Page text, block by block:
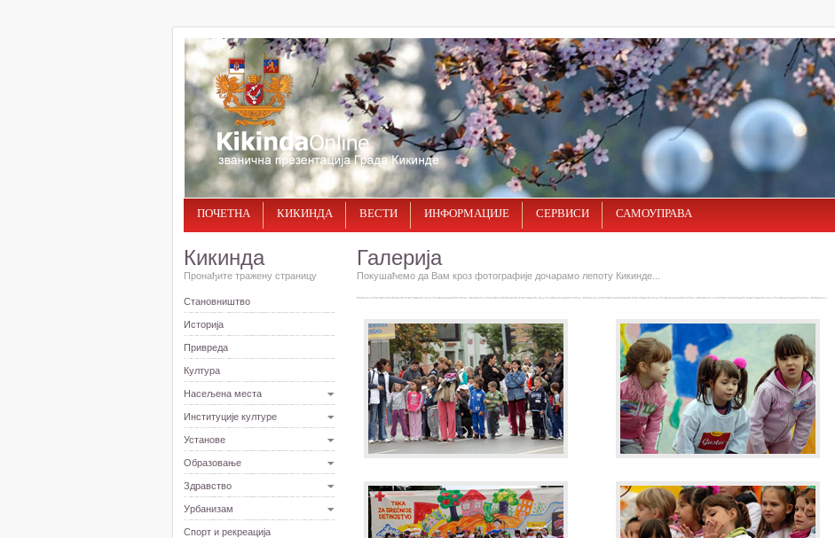
ПОЧЕТНА КИКИНДА ВЕСТИ ИНФОРМАЦИЈЕ СЕРВИСИ САМОУПРАВА
Кикинда
Пронађите тражену страницу
Становништво
Историја
Привреда
Култура
Насељена места
Институције културе
Установе
Образовање
Здравство
Урбанизам
Спорт и рекреација
Галерија
Покушаћемо да Вам кроз фотографије дочарамо лепоту Кикинде...